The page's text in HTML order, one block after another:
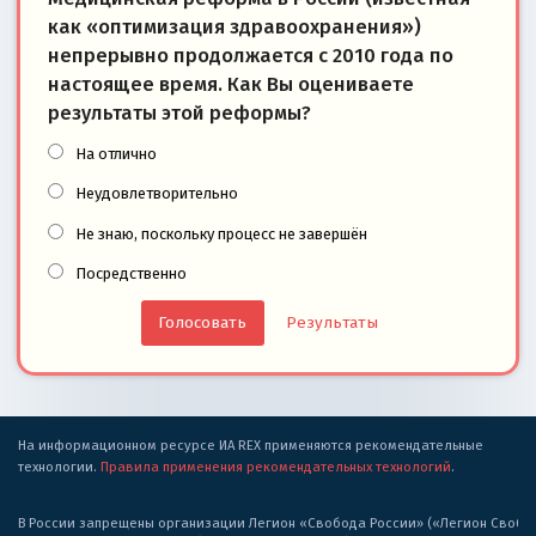
как «оптимизация здравоохранения»)
непрерывно продолжается с 2010 года по
настоящее время. Как Вы оцениваете
результаты этой реформы?
На отлично
Неудовлетворительно
Не знаю, поскольку процесс не завершён
Посредственно
Результаты
На информационном ресурсе ИА REX применяются рекомендательные
технологии. Правила применения рекомендательных технологий.
В России запрещены организации Легион «Свобода России» («Легион